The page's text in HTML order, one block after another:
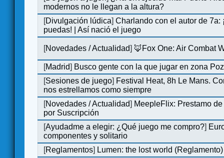
modernos no le llegan a la altura?
[Divulgación lúdica]Charlando con el autor de 7a:
puedas! | Así nació el juego
[Novedades / Actualidad] 🦊Fox One: Air Combat
[Madrid] Busco gente con la que jugar en zona
[Sesiones de juego] Festival Heat, 8h Le Mans.
nos estrellamos como siempre
[Novedades / Actualidad] MeepleFlix: Prestamo
por Suscripción
[Ayudadme a elegir: ¿Qué juego me compro?]
componentes y solitario
[Reglamentos] Lumen: the lost world (Reglamento)